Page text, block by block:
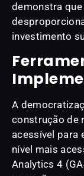
demonstra
investimento
A
construção de
acessível para
nível mais
Analytics 4